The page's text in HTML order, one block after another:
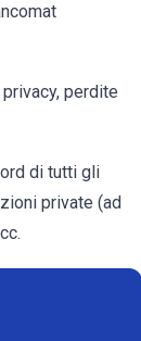
perdite
di tutti gli
private (ad